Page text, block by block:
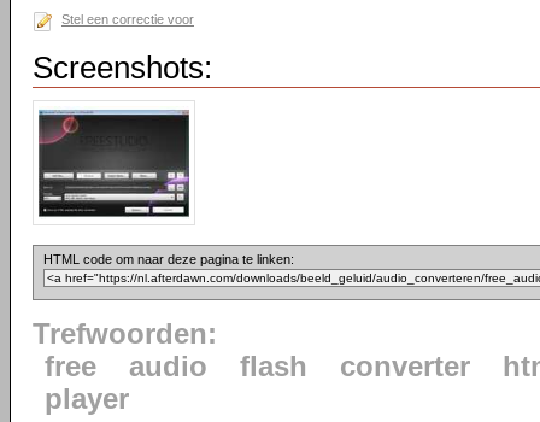
Stel een correctie voor
Screenshots:
HTML code om naar deze pagina te linken:
Trefwoorden:
free
audio flash converter
player